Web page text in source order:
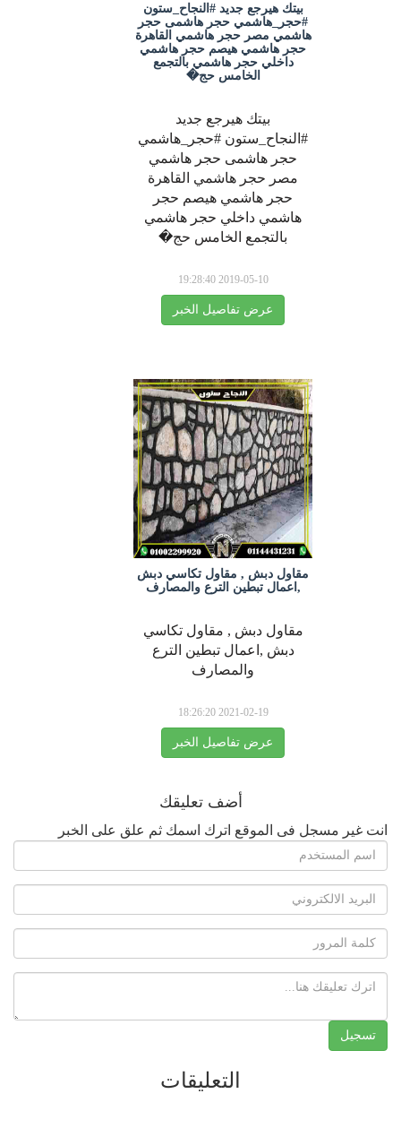
بيتك هيرجع جديد #النجاح_ستون
#حجر_هاشمي حجر هاشمى حجر
هاشمي مصر حجر هاشمي القاهرة
حجر هاشمي هيصم حجر هاشمي
داخلي حجر هاشمي بالتجمع
الخامس حج�
بيتك هيرجع جديد
#النجاح_ستون #حجر_هاشمي
حجر هاشمى حجر هاشمي
مصر حجر هاشمي القاهرة
حجر هاشمي هيصم حجر
هاشمي داخلي حجر هاشمي
بالتجمع الخامس حج�
2019-05-10 19:28:40
عرض تفاصيل الخبر
مقاول دبش , مقاول تكاسي دبش
,اعمال تبطين الترع والمصارف
مقاول دبش , مقاول تكاسي
دبش ,اعمال تبطين الترع
والمصارف
2021-02-19 18:26:20
عرض تفاصيل الخبر
أضف تعليقك
انت غير مسجل فى الموقع اترك اسمك ثم علق على الخبر
التعليقات